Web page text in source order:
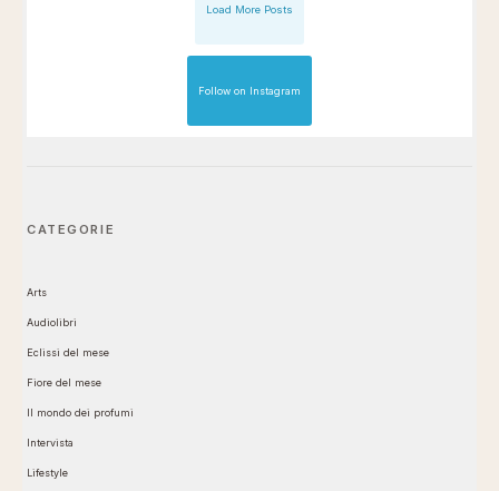
Load More Posts
Follow on Instagram
CATEGORIE
Arts
Audiolibri
Eclissi del mese
Fiore del mese
Il mondo dei profumi
Intervista
Lifestyle